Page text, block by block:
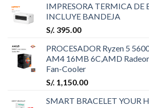
IMPRESORA TERMICA DE
INCLUYE BANDEJA
S/. 395.00
PROCESADOR Ryzen 5
AM4 16MB 6C,AMD
Fan-Cooler
S/. 1,150.00
SMART BRACELET YOUR